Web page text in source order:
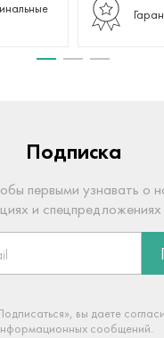
Подписка
первыми узнавать о
и спецпредложениях
вы даете
сообщений.